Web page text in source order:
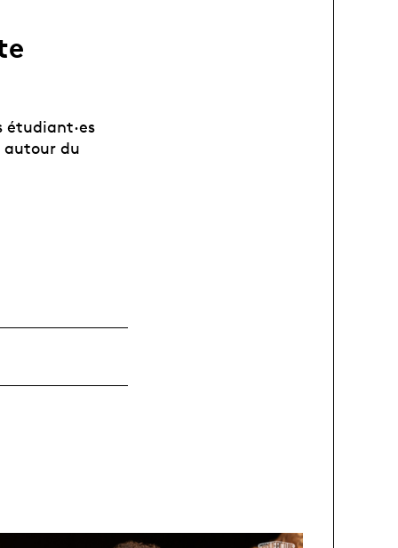
étudiant·es
autour du